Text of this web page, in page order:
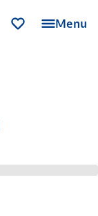
Menu